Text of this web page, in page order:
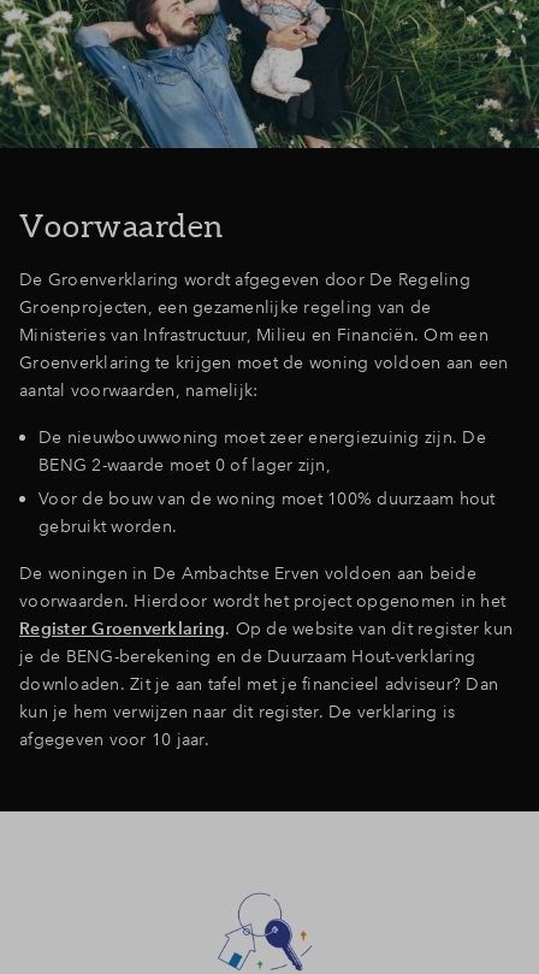
Inloggen
Voorwaarden
De Groenverklaring wordt afgegeven door De Regeling
Groenprojecten, een gezamenlijke regeling van de
Ministeries van Infrastructuur, Milieu en Financiën. Om een
Groenverklaring te krijgen moet de woning voldoen aan een
aantal voorwaarden, namelijk:
De nieuwbouwwoning moet zeer energiezuinig zijn. De
BENG 2-waarde moet 0 of lager zijn,
Voor de bouw van de woning moet 100% duurzaam hout
gebruikt worden.
De woningen in De Ambachtse Erven voldoen aan beide
voorwaarden. Hierdoor wordt het project opgenomen in het
Register Groenverklaring. Op de website van dit register kun
je de BENG-berekening en de Duurzaam Hout-verklaring
downloaden. Zit je aan tafel met je financieel adviseur? Dan
kun je hem verwijzen naar dit register. De verklaring is
afgegeven voor 10 jaar.